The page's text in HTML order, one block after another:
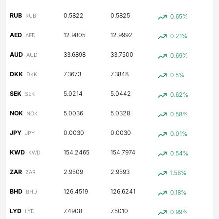
RUB RUB 0.5822 0.5825 0.65%
AED AED 12.9805 12.9992 0.21%
AUD AUD 33.6898 33.7500 0.69%
DKK DKK 7.3673 7.3848 0.5%
SEK SEK 5.0214 5.0442 0.62%
NOK NOK 5.0036 5.0328 0.58%
JPY JPY 0.0030 0.0030 0.01%
KWD KWD 154.2465 154.7974 0.54%
ZAR ZAR 2.9509 2.9593 1.56%
BHD BHD 126.4519 126.6241 0.18%
LYD LYD 7.4908 7.5010 0.99%